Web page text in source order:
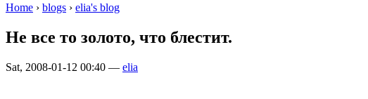
Home › blogs › elia's blog
Не все то золото, что блестит.
Sat, 2008-01-12 00:40 — elia